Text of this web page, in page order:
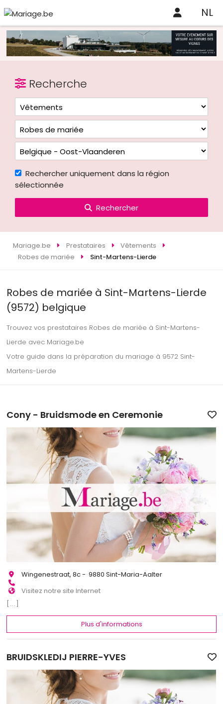
NL
Recherche
Rechercher uniquement dans la région
sélectionnée
Rechercher
Mariage.be Prestataires
Vêtements
Robes de mariée
Sint-Martens-Lierde
Robes de mariée à Sint-Martens-Lierde
(9572) belgique
Trouvez vos prestataires Robes de mariée à Sint-Martens-
Lierde avec Mariage.be
Votre guide dans la préparation du mariage à 9572 Sint-
Martens-Lierde
Cony - Bruidsmode en Ceremonie
Wingenestraat, 8c - 9880 Sint-Maria-Aalter
Visitez notre site Internet
[...]
Plus d'informations
BRUIDSKLEDIJ PIERRE-YVES